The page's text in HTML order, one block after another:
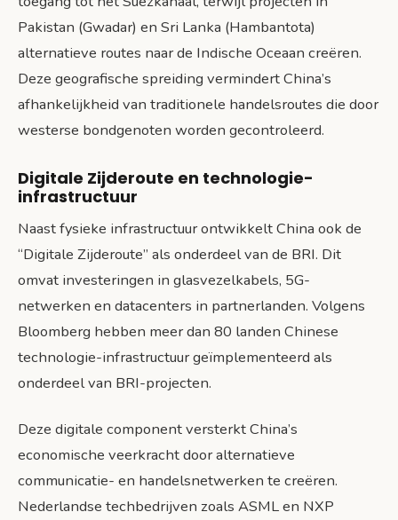
Pakistan (Gwadar) en Sri Lanka (Hambantota)
alternatieve routes naar de Indische Oceaan creëren.
Deze geografische spreiding vermindert China’s
afhankelijkheid van traditionele handelsroutes die door
westerse bondgenoten worden gecontroleerd.
Digitale Zijderoute en technologie-
infrastructuur
Naast fysieke infrastructuur ontwikkelt China ook de
“Digitale Zijderoute” als onderdeel van de BRI. Dit
omvat investeringen in glasvezelkabels, 5G-
netwerken en datacenters in partnerlanden. Volgens
Bloomberg hebben meer dan 80 landen Chinese
technologie-infrastructuur geïmplementeerd als
onderdeel van BRI-projecten.
Deze digitale component versterkt China’s
economische veerkracht door alternatieve
communicatie- en handelsnetwerken te creëren.
Nederlandse techbedrijven zoals ASML en NXP